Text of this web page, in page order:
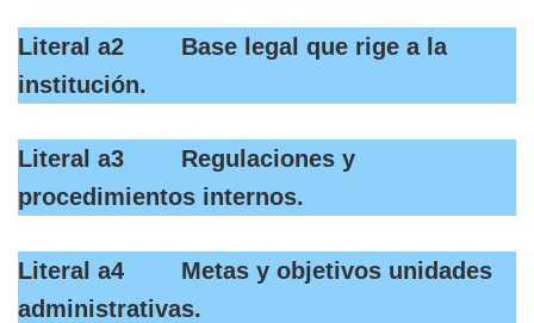
Literal a2 Base legal que rige a la
institución.
Literal a3 Regulaciones y
procedimientos internos.
Literal a4 Metas y objetivos unidades
administrativas.